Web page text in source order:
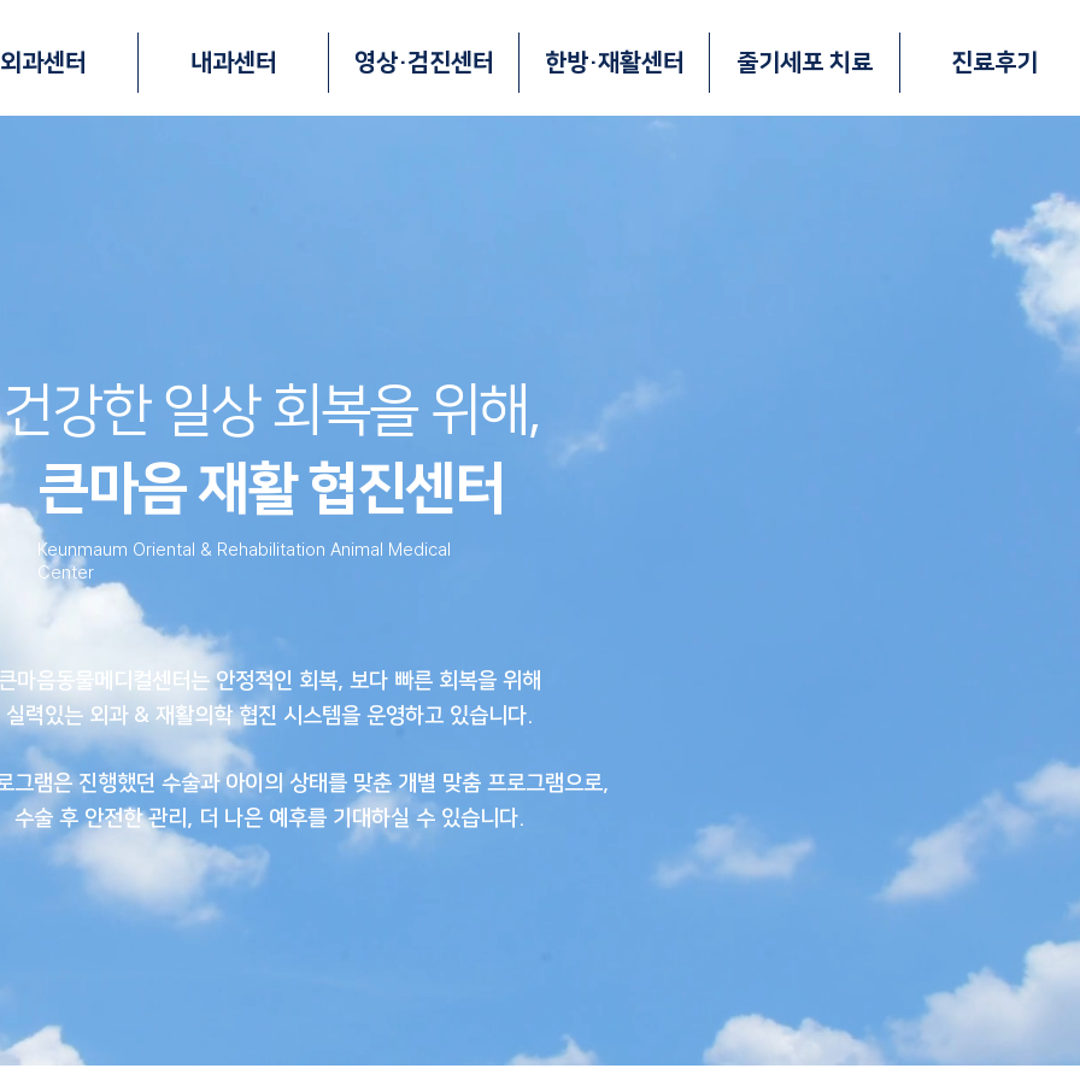
외과센터 내과센터 영상·검진센터 한방·재활센터 줄기세포 치료 진료후기
건강한 일상 회복을 위해,
큰마음 재활 협진센터
Keunmaum Oriental & Rehabilitation Animal Medical
Center
마음동물메디컬센터는 안정적인 회복, 보다 빠른 회복을 위해
실력있는 외과 & 재활의학 협진 시스템을 운영하고 있습니다.
그램은 진행했던 수술과 아이의 상태를 맞춘 개별 맞춤 프로그램으로,
수술 후 안전한 관리, 더 나은 예후를 기대하실 수 있습니다.